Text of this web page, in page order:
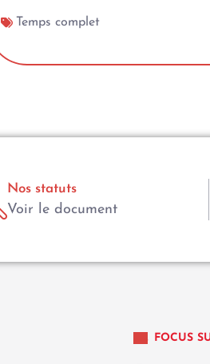
Temps complet
Nos statuts
Voir le document
FOCUS